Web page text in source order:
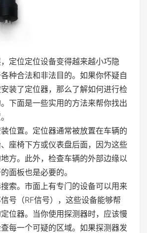
定位定位设备变得越来越小巧隐
种合法和非法目的。如果你怀疑自
装了定位器，那么了解如何进行检
下面是一些实用的方法来帮你找出
位置。定位器通常被放置在车辆的
座椅下方或仪表盘后面，因为这些
方。此外，检查车辆的外部边缘以
面板也是必要的。
索。市面上有专门的设备可以用来
号（RF信号），这些设备能够帮
位器。当你使用探测器时，应该慢
每一个可疑的区域。如果探测器发